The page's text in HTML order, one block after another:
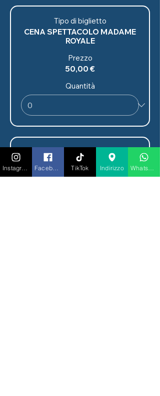
Tipo di biglietto
CENA SPETTACOLO MADAME
ROYALE
Prezzo
50,00 €
Quantità
Tipo di biglietto
CENA
SPETTACOLO+BELLAVISTA
TikTok Indirizzo